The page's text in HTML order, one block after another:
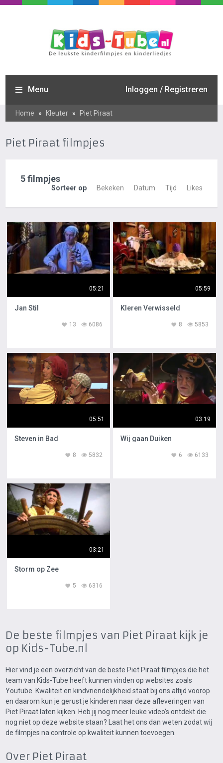
Menu Inloggen / Registreren
Home » Kleuter » Piet Piraat
Piet Piraat filmpjes
5 filmpjes
Sorteer op Bekeken Datum Tijd Likes
05:21
Jan Stil
6086
13
05:59
Kleren Verwisseld
5853
8
05:51
Steven in Bad
5832
8
03:19
Wij gaan Duiken
6133
6
03:21
Storm op Zee
6316
5
De beste filmpjes van Piet Piraat kijk je
op Kids-Tube.nl
Hier vind je een overzicht van de beste Piet Piraat filmpjes die het
team van Kids-Tube heeft kunnen vinden op websites zoals
Youtube. Kwaliteit en kindvriendelijkheid staat bij ons altijd voorop
en daarom kun je gerust je kinderen naar deze afleveringen van
Piet Piraat laten kijken. Heb jij nog meer leuke video’s ontdekt die
nog niet op deze website staan? Laat het ons dan weten zodat wij
de filmpjes na controle op kwaliteit kunnen toevoegen.
Over Piet Piraat